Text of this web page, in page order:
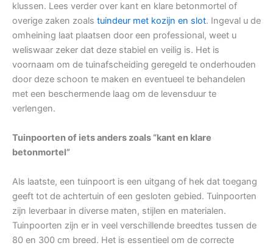
klussen. Lees verder over kant en klare betonmortel of
overige zaken zoals tuindeur met kozijn en slot. Ingeval u de
omheining laat plaatsen door een professional, weet u
weliswaar zeker dat deze stabiel en veilig is. Het is
voornaam om de tuinafscheiding geregeld te onderhouden
door deze schoon te maken en eventueel te behandelen
met een beschermende laag om de levensduur te
verlengen.
Tuinpoorten of iets anders zoals “kant en klare
betonmortel”
Als laatste, een tuinpoort is een uitgang of hek dat toegang
geeft tot de achtertuin of een gesloten gebied. Tuinpoorten
zijn leverbaar in diverse maten, stijlen en materialen.
Tuinpoorten zijn er in veel verschillende breedtes tussen de
80 en 300 cm breed. Het is essentieel om de correcte